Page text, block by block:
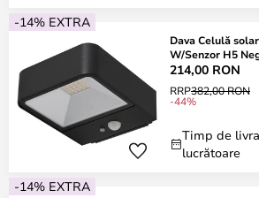
-14% EXTRA
Dava Celulă
W/Senzor H5
214,00 RON
RRP382,00 RON
-44%
Timp de
lucrătoare
-14% EXTRA